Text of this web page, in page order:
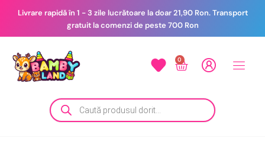
Livrare rapidă în 1 - 3 zile lucrătoare la doar 21,90 Ron. Transport
gratuit la comenzi de peste 700 Ron
0